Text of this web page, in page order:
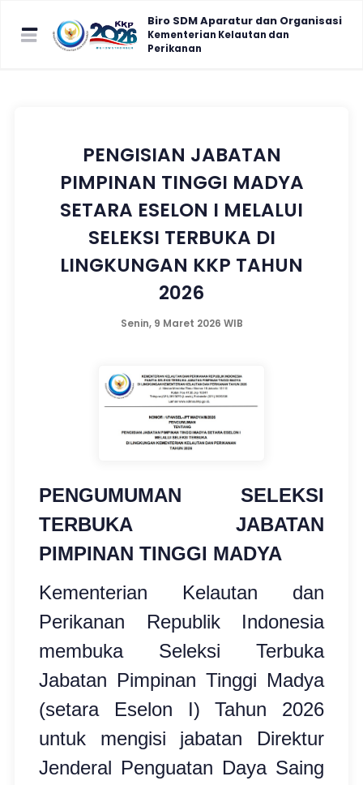
Biro SDM Aparatur dan Organisasi
Kementerian Kelautan dan
Perikanan
PENGISIAN JABATAN
PIMPINAN TINGGI MADYA
SETARA ESELON I MELALUI
SELEKSI TERBUKA DI
LINGKUNGAN KKP TAHUN
2026
Senin, 9 Maret 2026 WIB
PENGUMUMAN SELEKSI
TERBUKA JABATAN
PIMPINAN TINGGI MADYA
Kementerian Kelautan dan
Perikanan Republik Indonesia
membuka
Seleksi Terbuka
Jabatan Pimpinan Tinggi Madya
(setara Eselon I) Tahun 2026
untuk mengisi jabatan Direktur
Jenderal Penguatan Daya Saing